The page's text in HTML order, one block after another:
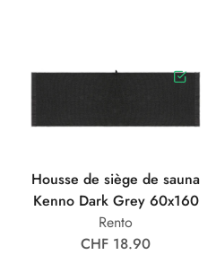
Housse de siège de sauna
Kenno Dark Grey 60x160
Rento
CHF 18.90